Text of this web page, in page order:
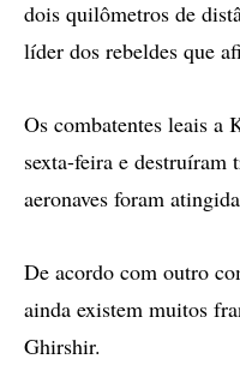
dois quilômetros de
líder dos rebeldes que
Os combatentes leais a
sexta-feira e destruíram
aeronaves foram
De acordo com outro
ainda existem muitos
Ghirshir.